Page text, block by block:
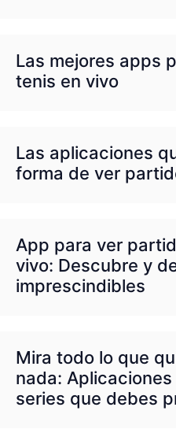
Las mejores apps
tenis en vivo
Las aplicaciones
forma de ver
App para ver
vivo: Descubre y
imprescindibles
Mira todo lo que
nada:
series que debes